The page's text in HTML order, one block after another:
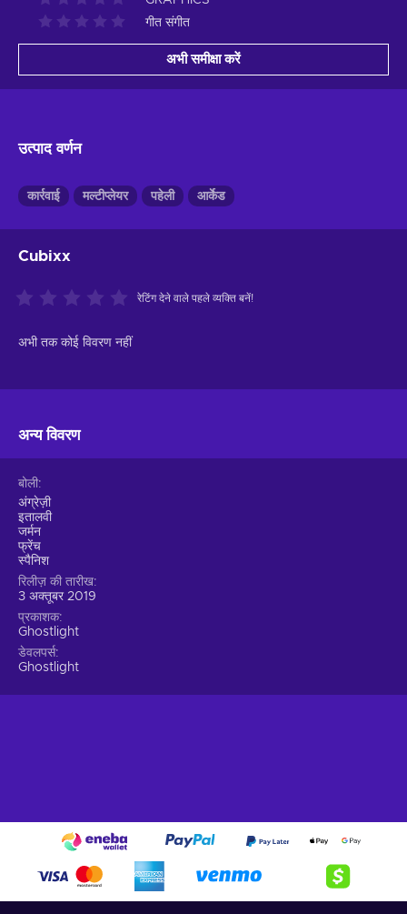
गीत संगीत
अभी समीक्षा करें
उत्पाद वर्णन
कार्रवाई मल्टीप्लेयर पहेली आर्केड
Cubixx
रेटिंग देने वाले पहले व्यक्ति बनें!
अभी तक कोई विवरण नहीं
अन्य विवरण
बोली
अंग्रेज़ी
इतालवी
जर्मन
फ्रेंच
स्पैनिश
रिलीज़ की तारीख
3 अक्तूबर 2019
प्रकाशक
Ghostlight
डेवलपर्स
Ghostlight